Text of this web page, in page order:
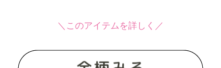
＼このアイテムを詳しく／